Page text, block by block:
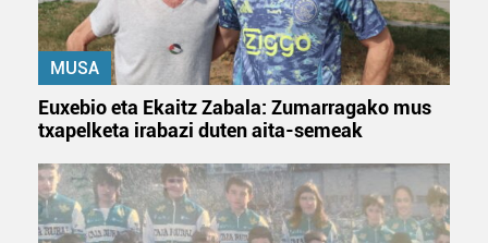
MUSA
Euxebio eta Ekaitz Zabala: Zumarragako mus
txapelketa irabazi duten aita-semeak